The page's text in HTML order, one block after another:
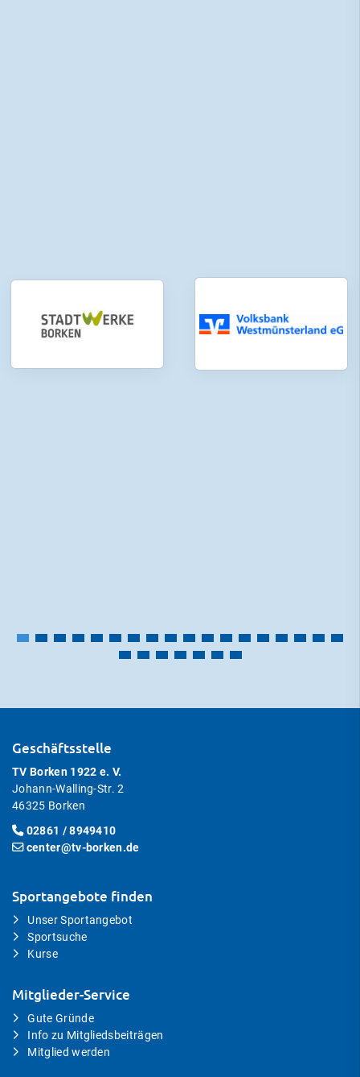
Geschäftsstelle
TV Borken 1922 e. V.
Johann-Walling-Str. 2
46325 Borken
02861 / 8949410
center@tv-borken.de
Sportangebote finden
Unser Sportangebot
Sportsuche
Kurse
Mitglieder-Service
Gute Gründe
Info zu Mitgliedsbeiträgen
Mitglied werden